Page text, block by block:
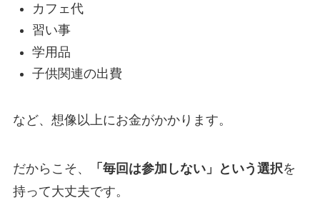
カフェ代
習い事
学用品
子供関連の出費
など、想像以上にお金がかかります。
だからこそ、 「毎回は参加しない」という選択を
持って大丈夫です。